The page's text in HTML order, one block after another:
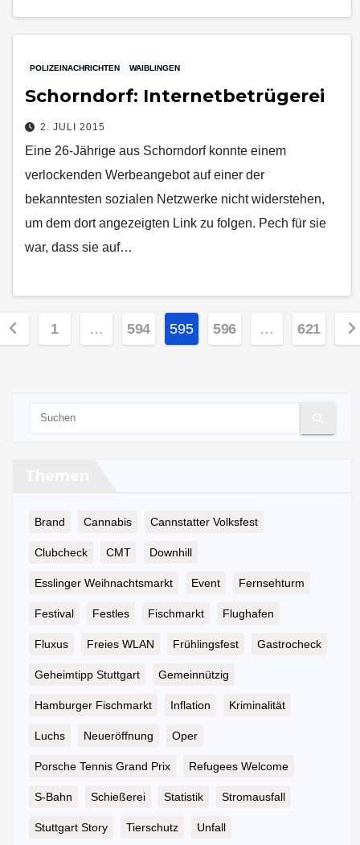
POLIZEINACHRICHTEN WAIBLINGEN
Schorndorf: Internetbetrügerei
2. JULI 2015
Eine 26-Jährige aus Schorndorf konnte einem
verlockenden Werbeangebot auf einer der
bekanntesten sozialen Netzwerke nicht widerstehen,
um dem dort angezeigten Link zu folgen. Pech für sie
war, dass sie auf…
1 … 594 595 596 … 621
Brand Cannabis Cannstatter Volksfest
Clubcheck CMT Downhill
Esslinger Weihnachtsmarkt Event Fernsehturm
Festival Festles Fischmarkt Flughafen
Fluxus Freies WLAN Frühlingsfest Gastrocheck
Geheimtipp Stuttgart Gemeinnützig
Hamburger Fischmarkt Inflation Kriminalität
Luchs Neueröffnung Oper
Porsche Tennis Grand Prix Refugees Welcome
S-Bahn Schießerei Statistik Stromausfall
Stuttgart Story Tierschutz Unfall